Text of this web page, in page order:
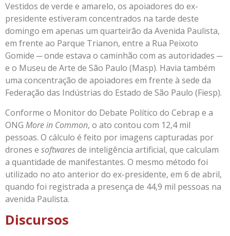
Vestidos de verde e amarelo, os apoiadores do ex-
presidente estiveram concentrados na tarde deste
domingo em apenas um quarteirão da Avenida Paulista,
em frente ao Parque Trianon, entre a Rua Peixoto
Gomide ─ onde estava o caminhão com as autoridades ─
e o Museu de Arte de São Paulo (Masp). Havia também
uma concentração de apoiadores em frente à sede da
Federação das Indústrias do Estado de São Paulo (Fiesp).
Conforme o Monitor do Debate Político do Cebrap e a
ONG More in Common, o ato contou com 12,4 mil
pessoas. O cálculo é feito por imagens capturadas por
drones e softwaresde inteligência artificial, que calculam
a quantidade de manifestantes. O mesmo método foi
utilizado no ato anterior do ex-presidente, em 6 de abril,
quando foi registrada a presença de 44,9 mil pessoas na
avenida Paulista.
Discursos